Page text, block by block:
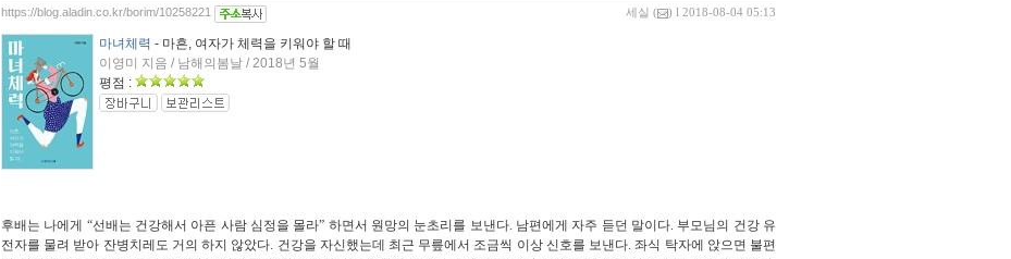
세실 ( ) l 2018-08-04 05:13
https://blog.aladin.co.kr/borim/10258221
마녀체력 - 마흔, 여자가 체력을 키워야 할 때
이영미 지음 / 남해의봄날 / 2018년 5월
평점 :
후배는 나에게 “선배는 건강해서 아픈 사람 심정을 몰라” 하면서 원망의 눈초리를 보낸다. 남편에게 자주 듣던 말이다. 부모님의 건강 유
전자를 물려 받아 잔병치레도 거의 하지 않았다. 건강을 자신했는데 최근 무릎에서 조금씩 이상 신호를 보낸다. 좌식 탁자에 앉으면 불편